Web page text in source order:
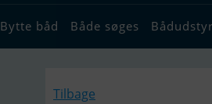
Bytte båd Både søges Bådudstyr
Tilbage